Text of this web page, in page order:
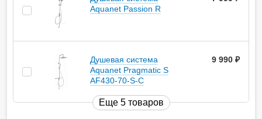
Aquanet Passion R
Душевая система
Aquanet Pragmatic S
AF430-70-S-C
9 990
Еще 5 товаров